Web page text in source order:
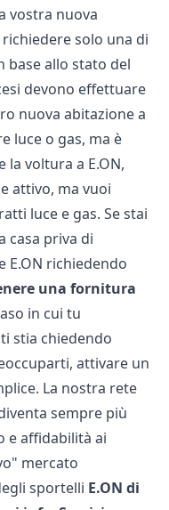
vostra nuova
solo una di
base allo stato del
devono effettuare
nuova abitazione a
luce o gas, ma è
voltura a E.ON,
attivo, ma vuoi
luce e gas. Se stai
casa priva di
E.ON richiedendo
una fornitura
in cui tu
stia chiedendo
attivare un
La nostra rete
sempre più
e affidabilità ai
mercato
sportelli E.ON di